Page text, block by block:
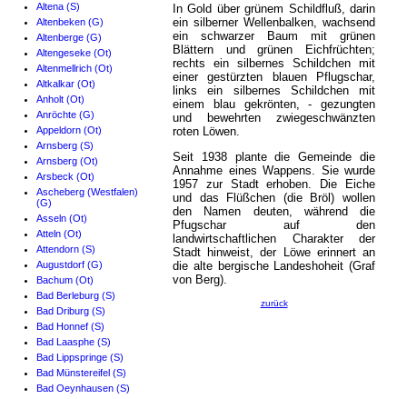
Altena (S)
Altenbeken (G)
Altenberge (G)
Altengeseke (Ot)
Altenmellrich (Ot)
Altkalkar (Ot)
Anholt (Ot)
Anröchte (G)
Appeldorn (Ot)
Arnsberg (S)
Arnsberg (Ot)
Arsbeck (Ot)
Ascheberg (Westfalen)
(G)
Asseln (Ot)
Atteln (Ot)
Attendorn (S)
Augustdorf (G)
Bachum (Ot)
Bad Berleburg (S)
Bad Driburg (S)
Bad Honnef (S)
Bad Laasphe (S)
Bad Lippspringe (S)
Bad Münstereifel (S)
Bad Oeynhausen (S)
In Gold über grünem Schildfluß, darin
ein silberner Wellenbalken, wachsend
ein schwarzer Baum mit grünen
Blättern und grünen Eichfrüchten;
rechts ein silbernes Schildchen mit
einer gestürzten blauen Pflugschar,
links ein silbernes Schildchen mit
einem blau gekrönten, - gezungten
und bewehrten zwiegeschwänzten
roten Löwen.
Seit 1938 plante die Gemeinde die
Annahme eines Wappens. Sie wurde
1957 zur Stadt erhoben. Die Eiche
und das Flüßchen (die Bröl) wollen
den Namen deuten, während die
Pfugschar auf den
landwirtschaftlichen Charakter der
Stadt hinweist, der Löwe erinnert an
die alte bergische Landeshoheit (Graf
von Berg).
zurück